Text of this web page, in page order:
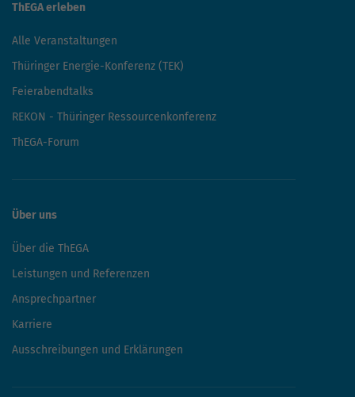
ThEGA erleben
Alle Veranstaltungen
Thüringer Energie-Konferenz (TEK)
Feierabendtalks
REKON - Thüringer Ressourcenkonferenz
ThEGA-Forum
Über uns
Über die ThEGA
Leistungen und Referenzen
Ansprechpartner
Karriere
Ausschreibungen und Erklärungen